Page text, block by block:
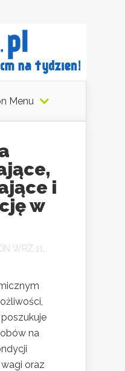
Menu
i
w
WRZ 11,
na
oraz